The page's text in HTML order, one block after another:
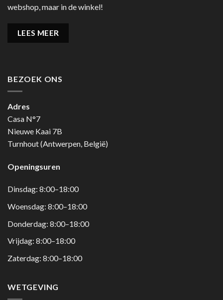
webshop, maar in de winkel!
LEES MEER
BEZOEK ONS
Adres
Casa N°7
Nieuwe Kaai 7B
Turnhout (Antwerpen, België)
Openingsuren
Dinsdag: 8:00–18:00
Woensdag: 8:00–18:00
Donderdag: 8:00–18:00
Vrijdag: 8:00–18:00
Zaterdag: 8:00–18:00
WETGEVING